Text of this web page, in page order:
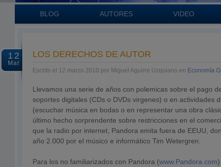
BLOG AUTORES VIDEO
12
Mar
LOS DERECHOS DE AUTOR
Escrito el 12 marzo 2010 por Miguel Aguirre Uzquiano en Economía
Llevamos una serie de años con polemicas sobre el pago
soportes digitales (CDs o DVDs virgenes) o en actividades
(escuchar música en bodas o en representar una obra
último hecho sorprendente sobre restricciones en el
que la radio por internet, Pandora emita fuera de EEUU,
año 2.000 por el músico e informático Tim Wetergren.
Para los no familiarizados con Pandora (www.Pandora.com